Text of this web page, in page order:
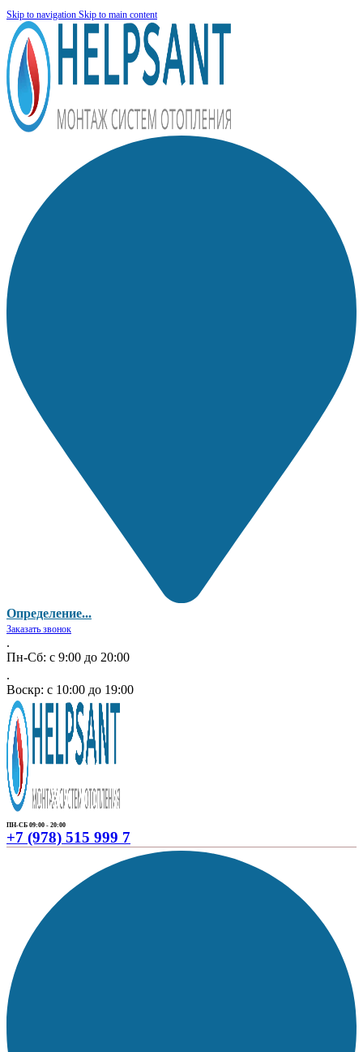
Skip to navigation Skip to main content
Определение...
Заказать звонок
.
Пн-Сб: с 9:00 до 20:00
.
Воскр: с 10:00 до 19:00
ПН-СБ 09:00 - 20:00
+7 (978) 515 999 7